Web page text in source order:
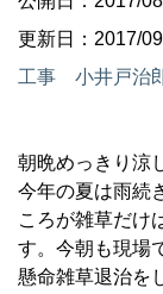
更新日：2017/
工事 小井戸治
朝晩めっきり涼
今年の夏は雨続
ころが雑草だけ
す。今朝も現場
懸命雑草退治を